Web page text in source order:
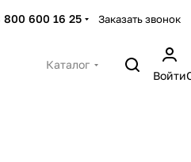
800 600 16 25 Заказать звонок
Каталог
Войти